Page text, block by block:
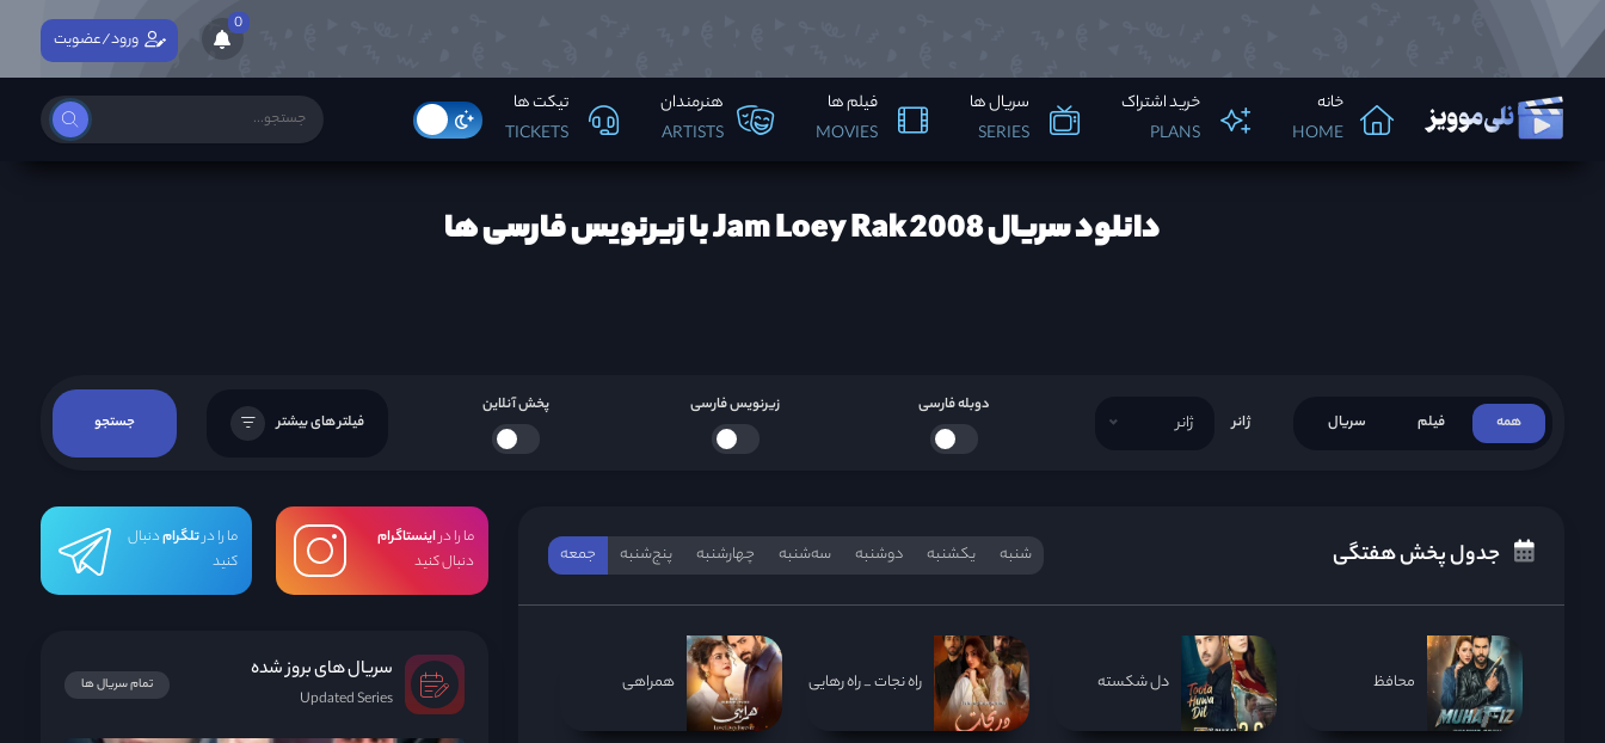
0
خانه
HOME
خرید اشتراک
PLANS
سریال ها
SERIES
فیلم ها
MOVIES
هنرمندان
ARTISTS
تیکت ها
TICKETS
ورود/عضویت
دانلود سریال Jam Loey Rak 2008 با زیرنویس فارسی ها
همه فیلم سریال ژانر ژانر
دوبله فارسی زیرنویس فارسی پخش آنلاین
فیلتر های بیشتر جستجو
جدول پخش هفتگی شنبه یکشنبه دوشنبه سه‌‌شنبه چهارشنبه پنج‌شنبه جمعه
محافظ دل شکسته راه نجات _ راه رهایی همراهی
ما را دراینستاگرام
دنبال کنید
ما را درتلگرامدنبال
کنید
سریال های بروز شده
Updated Series
تمام سریال ها